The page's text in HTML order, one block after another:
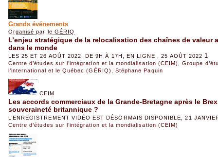
Grands événements
Organisé par le GÉRIQ
L’enjeu stratégique de la relocalisation des chaînes de valeur
dans le monde
LES 25 ET 26 AOÛT 2022, DE 9H À 17H, EN LIGNE , 25 AOÛT 2022 1
Centre d’études sur l’intégration et la mondialisation (CEIM) ,Groupe
l’international et le Québec (GÉRIQ)
Stéphane Paquin
CEIM
Les accords commerciaux de la Grande-Bretagne après le
souveraineté britannique ?
L’ENREGISTREMENT VIDÉO EST DÉSORMAIS DISPONIBLE, 21
Centre d’études sur l’intégration et la mondialisation (CEIM)